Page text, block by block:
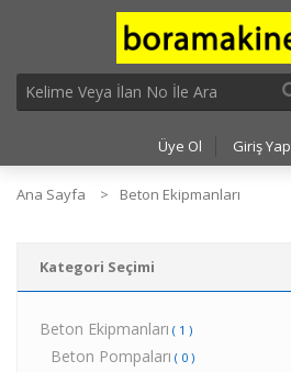
Üye Ol Giriş Yap
Ana Sayfa Beton Ekipmanları
Kategori Seçimi
Beton Ekipmanları ( 1 )
Beton Pompaları ( 0 )